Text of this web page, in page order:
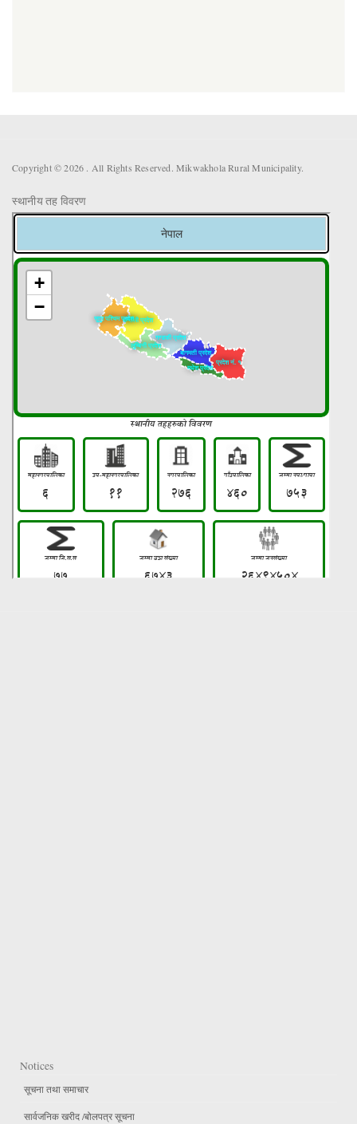
Copyright © 2026 . All Rights Reserved. Mikwakhola Rural Municipality.
स्थानीय तह विवरण
Notices
सूचना तथा समाचार
सार्वजनिक खरीद /बोलपत्र सूचना